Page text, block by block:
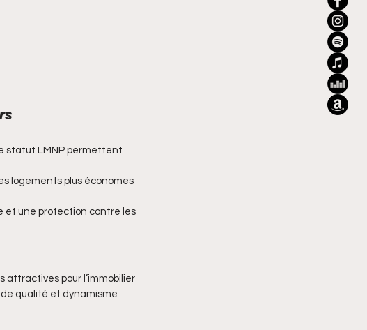
statut LMNP permettent
logements plus économes
et une protection contre les
attractives pour l’immobilier
qualité et dynamisme